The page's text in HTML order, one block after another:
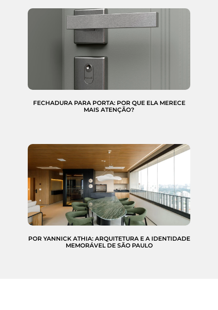
FECHADURA PARA PORTA: POR QUE ELA MERECE
MAIS ATENÇÃO?
POR YANNICK ATHIA: ARQUITETURA E A IDENTIDADE
MEMORÁVEL DE SÃO PAULO